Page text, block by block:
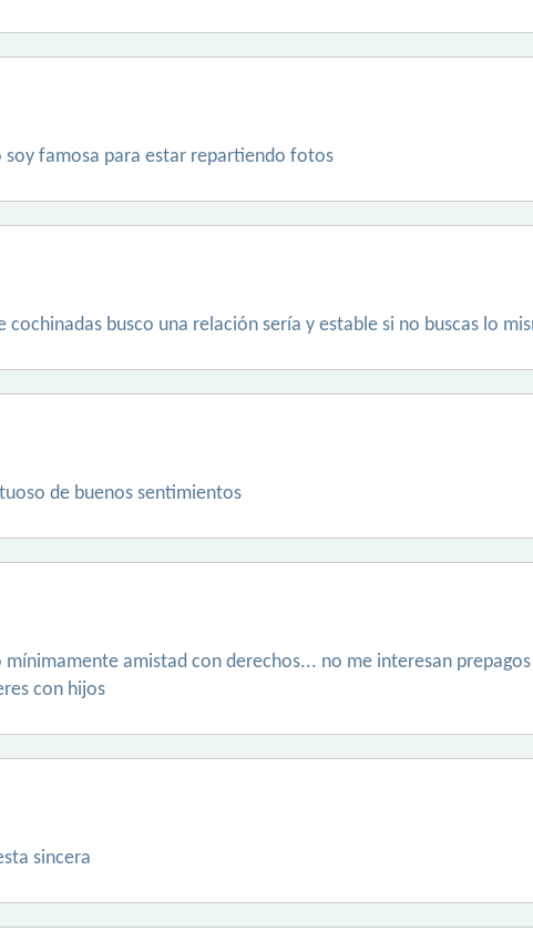
famosa para estar repartiendo fotos
busco una relación sería y estable si no buscas lo
de buenos sentimientos
amistad con derechos... no me interesan
con hijos
sincera